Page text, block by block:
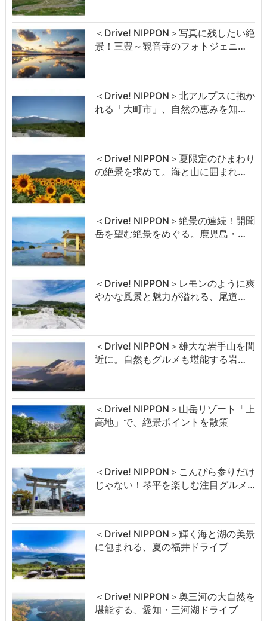
＜Drive! NIPPON＞写真に残したい絶
景！三豊～観音寺のフォトジェニ…
＜Drive! NIPPON＞北アルプスに抱か
れる「大町市」、自然の恵みを知…
＜Drive! NIPPON＞夏限定のひまわり
の絶景を求めて。海と山に囲まれ…
＜Drive! NIPPON＞絶景の連続！開聞
岳を望む絶景をめぐる。鹿児島・…
＜Drive! NIPPON＞レモンのように爽
やかな風景と魅力が溢れる、尾道…
＜Drive! NIPPON＞雄大な岩手山を間
近に。自然もグルメも堪能する岩…
＜Drive! NIPPON＞山岳リゾート「上
高地」で、絶景ポイントを散策
＜Drive! NIPPON＞こんぴら参りだけ
じゃない！琴平を楽しむ注目グルメ…
＜Drive! NIPPON＞輝く海と湖の美景
に包まれる、夏の福井ドライブ
＜Drive! NIPPON＞奥三河の大自然を
堪能する、愛知・三河湖ドライブ